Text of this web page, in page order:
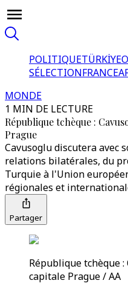
POLITIQUETÜRKİYE
SÉLECTIONFRANCE
MONDE
1 MIN DE LECTURE
République tchèque :
Prague
Cavusoglu discutera avec
relations bilatérales, du
Turquie à l'Union
régionales et
Partager
République tchèque
capitale Prague / AA